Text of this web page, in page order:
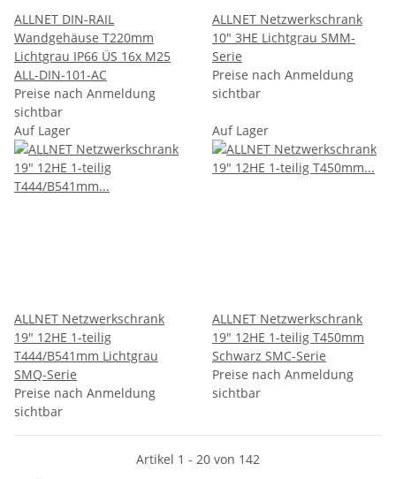
ALLNET DIN-RAIL
Wandgehäuse T220mm
Lichtgrau IP66 ÜS 16x M25
ALL-DIN-101-AC
Preise nach Anmeldung
sichtbar
ALLNET Netzwerkschrank
10" 3HE Lichtgrau SMM-
Serie
Preise nach Anmeldung
sichtbar
Auf Lager
ALLNET Netzwerkschrank
19" 12HE 1-teilig
T444/B541mm Lichtgrau
SMQ-Serie
Preise nach Anmeldung
sichtbar
Auf Lager
ALLNET Netzwerkschrank
19" 12HE 1-teilig T450mm
Schwarz SMC-Serie
Preise nach Anmeldung
sichtbar
Artikel 1 - 20 von 142